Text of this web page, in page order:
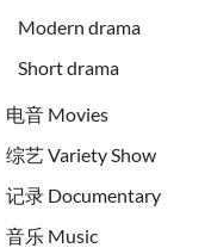
Modern drama
Short drama
电音 Movies
综艺 Variety Show
记录 Documentary
音乐 Music